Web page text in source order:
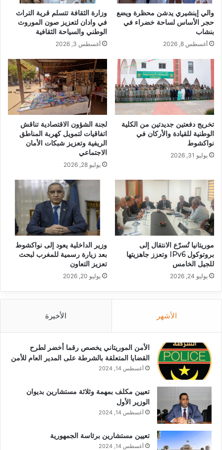
والي إينشيري يدشن محظرة ويضع
حجر الأساس لساحة خضراء في
بنشاب
أغسطس 8, 2026
وزارة الثقافة تتسلم قرية التراث
في وادان لتعزيز صون الموروث
الوطني والسياحة الثقافية
أغسطس 3, 2026
تخريج دفعتين جديدتين من الكلية
الوطنية للقيادة والأركان في
نواكشوط
يوليو 31, 2026
لجنة الشؤون الاقتصادية تناقش
اتفاقيات لتمويل كهربة المناطق
الريفية وتعزيز شبكات الأمان
الاجتماعي
يوليو 28, 2026
موريتانيا تُسرّع الانتقال إلى
بروتوكول IPv6 وتعزز جاهزيتها
للجيل الخامس
يوليو 24, 2026
وزير الداخلية يعود إلى نواكشوط
بعد زيارة رسمية للمغرب لبحث
تعزيز التعاون
يوليو 20, 2026
الأشهر الأخيرة
الأمن الموريتاني يخصص رقما أخضر لطرح
القضايا المتعلقة بالشرطة على المدير العام للأمن
أغسطس 14, 2024
تعيين مكلف بمهمة وثلاثة مستشارين بديوان
الوزير الأول
أغسطس 14, 2024
تعيين مستشارين برئاسة الجمهورية
أغسطس 14, 2024